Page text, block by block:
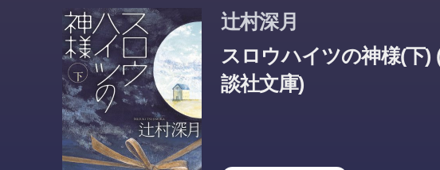
辻村深月
スロウハイツの神様(下)
談社文庫)